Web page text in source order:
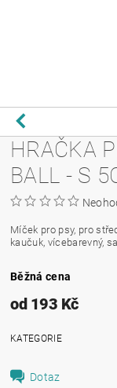
HRAČKA
BALL - S
Míček pro psy, pro
kaučuk, vícebarevný,
Běžná cena
od 193 Kč
KATEGORIE
Dotaz